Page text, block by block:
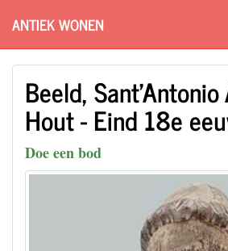
ANTIEK WONEN
Beeld,
Hout - Eind 18e
Doe een bod